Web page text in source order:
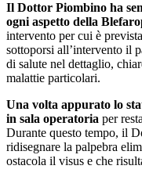
Il Dottor Piombino ha
ogni aspetto della
intervento per cui è
sottoporsi all’intervento il
di salute nel dettaglio,
malattie particolari.
Una volta appurato lo
in sala operatoria per
Durante questo tempo, il
ridisegnare la palpebra
ostacola il visus e che